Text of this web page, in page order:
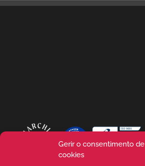
Gerir o consentimento de
cookies